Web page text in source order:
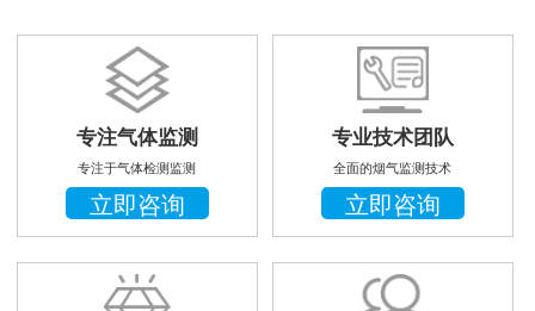
专注气体监测
专注于气体检测监测
立即咨询
专业技术团队
全面的烟气监测技术
立即咨询